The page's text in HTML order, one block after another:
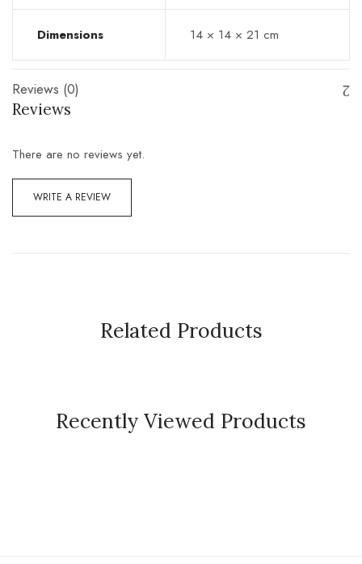
Dimensions 14 × 14 × 21 cm
Reviews (0)
Reviews
There are no reviews yet.
WRITE A REVIEW
Related Products
Recently Viewed Products